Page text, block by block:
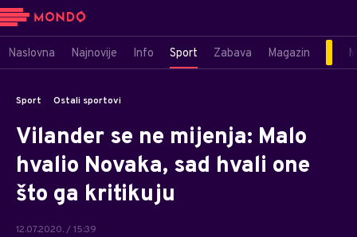
Naslovna Najnovije Info Sport Zabava Magazin
Sport Ostali sportovi
Vilander se ne mijenja: Malo
hvalio Novaka, sad hvali one
što ga kritikuju
12.07.2020. / 15:39